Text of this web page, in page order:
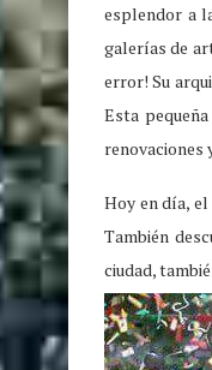
esplendor a
galerías de
error! Su
Esta
renovaciones
Hoy en día,
También
ciudad,